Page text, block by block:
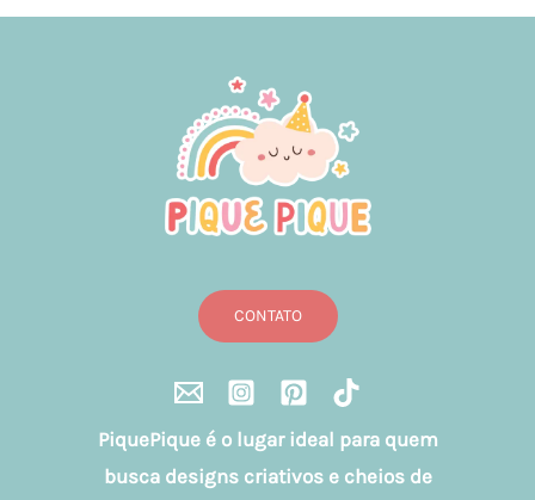
CONTATO
PiquePique é o lugar ideal para quem
busca designs criativos e cheios de